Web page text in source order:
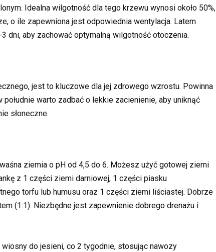
Idealna wilgotność dla tego krzewu wynosi około 50%,
o ile zapewniona jest odpowiednia wentylacja. Latem
dni, aby zachować optymalną wilgotność otoczenia.
jest to kluczowe dla jej zdrowego wzrostu. Powinna
warto zadbać o lekkie zacienienie, aby uniknąć
słoneczne.
ziemia o pH od 4,5 do 6. Możesz użyć gotowej ziemi
z 1 części ziemi darniowej, 1 części piasku
torfu lub humusu oraz 1 części ziemi liściastej. Dobrze
(1:1). Niezbędne jest zapewnienie dobrego drenażu i
do jesieni, co 2 tygodnie, stosując nawozy